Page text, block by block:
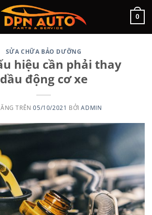
0
SỬA CHỮA BẢO DƯỠNG
hiệu cần phải thay
dầu động cơ xe
TRÊN05/10/2021 BỞIADMIN